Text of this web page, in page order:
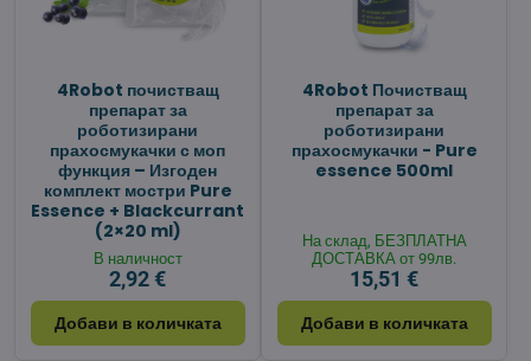
4Robot почистващ
препарат за
роботизирани
прахосмукачки с моп
функция – Изгоден
комплект мостри Pure
Essence + Blackcurrant
(2×20 ml)
В наличност
2,92 €
Добави в количката
4Robot Почистващ
препарат за
роботизирани
прахосмукачки - Pure
essence 500ml
На склад, БЕЗПЛАТНА
ДОСТАВКА от 99лв.
15,51 €
Добави в количката